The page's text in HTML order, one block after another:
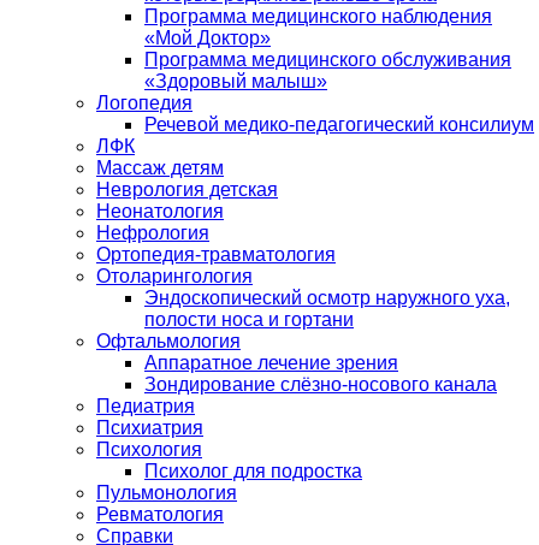
Программа медицинского наблюдения
«Мой Доктор»
Программа медицинского обслуживания
«Здоровый малыш»
Логопедия
Речевой медико-педагогический консилиум
ЛФК
Массаж детям
Неврология детская
Неонатология
Нефрология
Ортопедия-травматология
Отоларингология
Эндоскопический осмотр наружного уха,
полости носа и гортани
Офтальмология
Аппаратное лечение зрения
Зондирование слёзно-носового канала
Педиатрия
Психиатрия
Психология
Психолог для подростка
Пульмонология
Ревматология
Справки